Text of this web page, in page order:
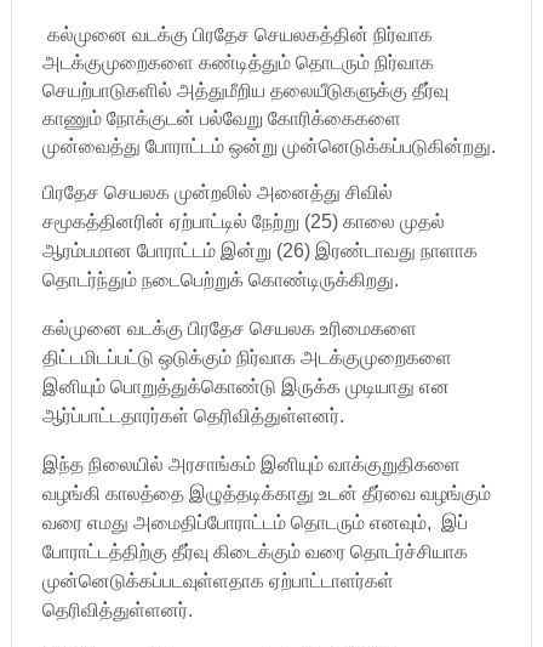
கல்முனை வடக்கு பிரதேச செயலகத்தின் நிர்வாக
அடக்குமுறைகளை கண்டித்தும் தொடரும் நிர்வாக
செயற்பாடுகளில் அத்துமீறிய தலையீடுகளுக்கு தீர்வு
காணும் நோக்குடன் பல்வேறு கோரிக்கைகளை
முன்வைத்து போராட்டம் ஒன்று முன்னெடுக்கப்படுகின்றது.
பிரதேச செயலக முன்றலில் அனைத்து சிவில்
சமூகத்தினரின் ஏற்பாட்டில் நேற்று (25) காலை முதல்
ஆரம்பமான போராட்டம் இன்று (26) இரண்டாவது நாளாக
தொடர்ந்தும் நடைபெற்றுக் கொண்டிருக்கிறது.
கல்முனை வடக்கு பிரதேச செயலக உரிமைகளை
திட்டமிடப்பட்டு ஒடுக்கும் நிர்வாக அடக்குமுறைகளை
இனியும் பொறுத்துக்கொண்டு இருக்க முடியாது என
ஆர்ப்பாட்டதாரர்கள் தெரிவித்துள்ளனர்.
இந்த நிலையில் அரசாங்கம் இனியும் வாக்குறுதிகளை
வழங்கி காலத்தை இழுத்தடிக்காது உடன் தீர்வை வழங்கும்
வரை எமது அமைதிப்போராட்டம் தொடரும் எனவும், இப்
போராட்டத்திற்கு தீர்வு கிடைக்கும் வரை தொடர்ச்சியாக
முன்னெடுக்கப்படவுள்ளதாக ஏற்பாட்டாளர்கள்
தெரிவித்துள்ளனர்.